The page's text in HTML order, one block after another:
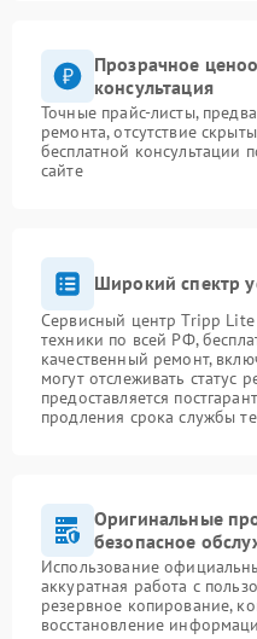
Прозрачное
консультация
Точные прайс-листы,
ремонта, отсутствие
бесплатной консультации
сайте
Широкий спектр
Сервисный центр Tripp Lite
техники по всей РФ,
качественный ремонт,
могут отслеживать статус
предоставляется
продления срока службы
Оригинальные
безопасное
Использование
аккуратная работа с
резервное копирование,
восстановление